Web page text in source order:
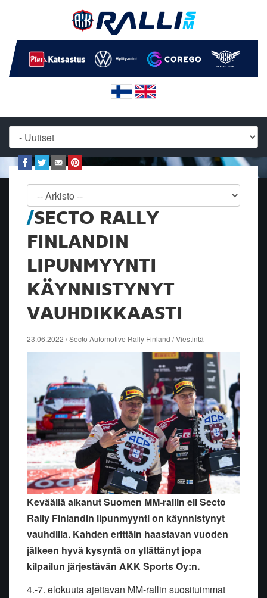
SECTO RALLY
FINLANDIN
LIPUNMYYNTI
KÄYNNISTYNYT
VAUHDIKKAASTI
23.06.2022 / Secto Automotive Rally Finland / Viestintä
Keväällä alkanut Suomen MM-rallin eli Secto
Rally Finlandin lipunmyynti on käynnistynyt
vauhdilla. Kahden erittäin haastavan vuoden
jälkeen hyvä kysyntä on yllättänyt jopa
kilpailun järjestävän AKK Sports Oy:n.
4.-7. elokuuta ajettavan MM-rallin suosituimmat